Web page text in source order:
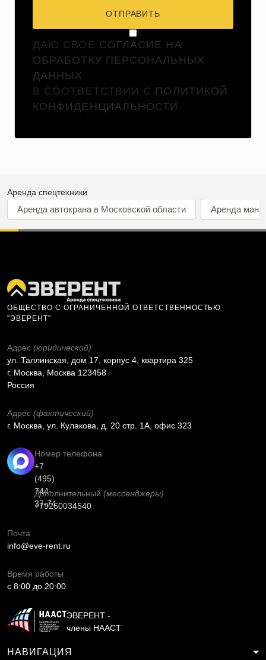
ОТПРАВИТЬ
ДАЮ СВОЕ СОГЛАСИЕ НА
ОБРАБОТКУ ПЕРСОНАЛЬНЫХ
ДАННЫХ
В СООТВЕТСТВИИ С ПОЛИТИКОЙ
КОНФИДЕНЦИАЛЬНОСТИ
Аренда спецтехники
Аренда автокрана в Московской области Аренда
ОБЩЕСТВО С ОГРАНИЧЕННОЙ ОТВЕТСТВЕННОСТЬЮ
"ЭВЕРЕНТ"
Адрес (юридический)
ул. Таллинская, дом 17, корпус 4, квартира 325
г. Москва, Москва 123458
Россия
Адрес (фактический)
г. Москва, ул. Кулакова, д. 20 стр. 1А, офис 323
Номер телефона
+7
(495)
744-
37-74
Дополнительный (мессенджеры)
+79260034540
Почта
info@eve-rent.ru
Время работы
c 8:00 до 20:00
ЭВЕРЕНТ -
члены НААСТ
НАВИГАЦИЯ